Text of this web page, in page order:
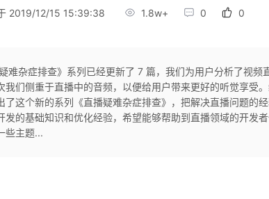
2019/12/15 15:39:38 1.8w+ 0 0
疑难杂症排查》系列已经更新了 7 篇，我们为用户分析了视
我们侧重于直播中的音频，以便给用户带来更好的听觉享受
了这个新的系列《直播疑难杂症排查》，把解决直播问题的
发的基础知识和优化经验，希望能够帮助到直播领域的开发
些主题...